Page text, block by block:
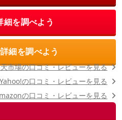
細を調べよう
細を調べよう
市場の口コミ・レビューを見る
Yahoo!の口コミ・レビューを見る
の口コミ・レビューを見る